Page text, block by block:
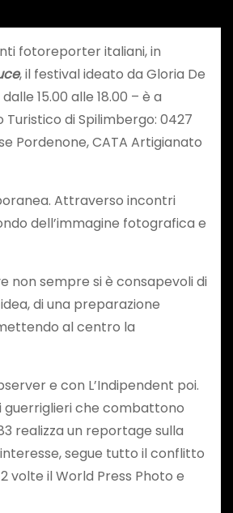
fotoreporter italiani, in
, il festival ideato da Gloria De
15.00 alle 18.00 – è a
di Spilimbergo: 0427
Pordenone, CATA Artigianato
Attraverso incontri
dell’immagine fotografica e
non sempre si è consapevoli di
di una preparazione
al centro la
e con L’Indipendent poi.
guerriglieri che combattono
realizza un reportage sulla
segue tutto il conflitto
volte il World Press Photo e